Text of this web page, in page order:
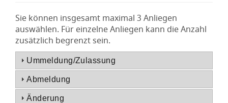
Sie können insgesamt maximal 3 Anliegen
auswählen. Für einzelne Anliegen kann die Anzahl
zusätzlich begrenzt sein.
Ummeldung/Zulassung
Abmeldung
Änderung